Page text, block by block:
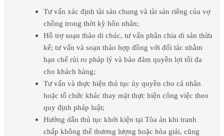
Tư vấn xác định tài sản chung và tài sản riêng của vợ
chồng trong thời kỳ hôn nhân;
Hỗ trợ soạn thảo di chúc, tư vấn phân chia di sản thừa
kế; tư vấn và soạn thảo hợp đồng với đối tác nhằm
hạn chế rủi ro pháp lý và bảo đảm quyền lợi tối đa
cho khách hàng;
Tư vấn và thực hiện thủ tục ủy quyền cho cá nhân
hoặc tổ chức khác thay mặt thực hiện công việc theo
quy định pháp luật;
Hướng dẫn thủ tục khởi kiện tại Tòa án khi tranh
chấp không thể thương lượng hoặc hòa giải, cũng